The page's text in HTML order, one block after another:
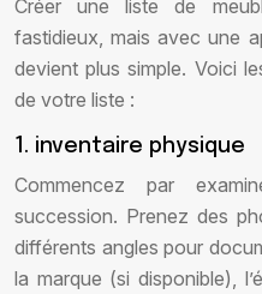
Créer une liste de
fastidieux, mais avec une
devient plus simple. Voici
de votre liste :
1. inventaire physique
Commencez par
succession. Prenez des
différents angles pour
la marque (si disponible),